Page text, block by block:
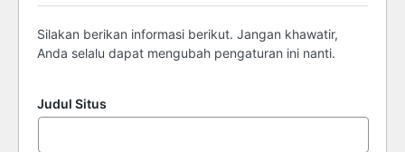
Silakan berikan informasi berikut. Jangan khawatir,
Anda selalu dapat mengubah pengaturan ini nanti.
Judul Situs